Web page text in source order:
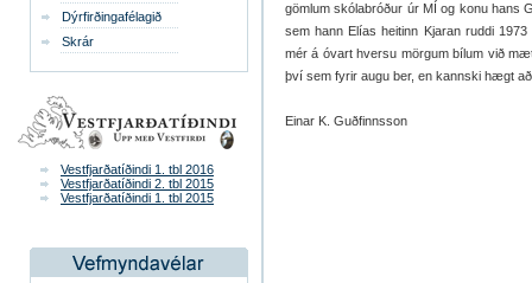
Dýrfirðingafélagið
Skrár
Vestfjarðatíðindi 1. tbl 2016
Vestfjarðatíðindi 2. tbl 2015
Vestfjarðatíðindi 1. tbl 2015
gömlum skólabróður úr MÍ og konu hans
sem hann Elías heitinn Kjaran ruddi
mér á óvart hversu mörgum bílum við
því sem fyrir augu ber, en kannski hægt
Einar K. Guðfinnsson